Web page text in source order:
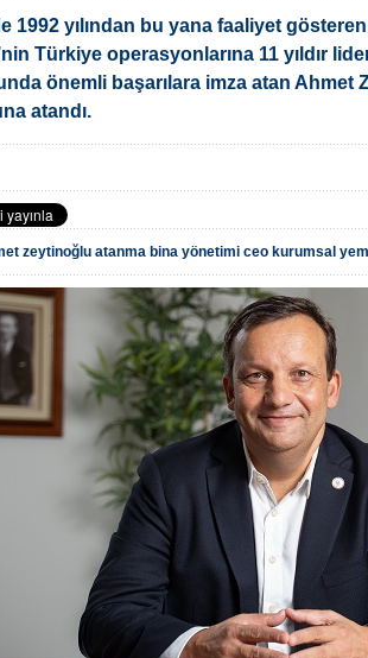
1992 yılından bu yana faaliyet
Türkiye operasyonlarına 11 yıldır
önemli başarılara imza atan Ahmet
atandı.
zeytinoğlu atanma bina yönetimi ceo kurumsal